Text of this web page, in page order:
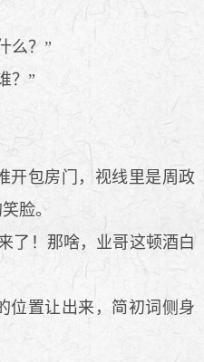
么？”
？”
包房门，视线里是周政
脸。
了！那啥，业哥这顿酒白
置让出来，简初词侧身